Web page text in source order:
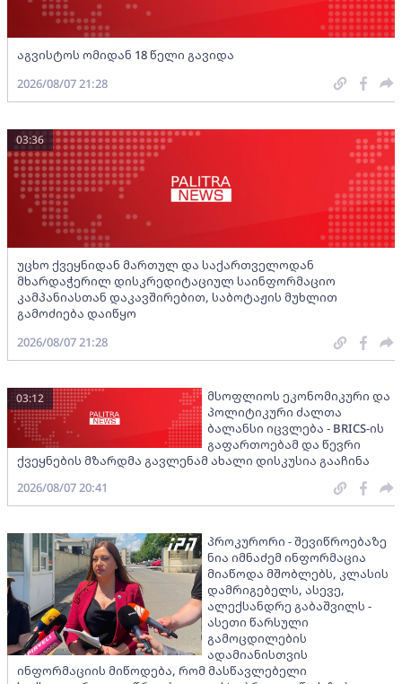
აგვისტოს ომიდან 18 წელი გავიდა
2026/08/07 21:28
უცხო ქვეყნიდან მართულ და საქართველოდან
მხარდაჭერილ დისკრედიტაციულ საინფორმაციო
კამპანიასთან დაკავშირებით, საბოტაჟის მუხლით
გამოძიება დაიწყო
03:36
2026/08/07 21:28
მსოფლიოს ეკონომიკური და
პოლიტიკური ძალთა
ბალანსი იცვლება - BRICS-ის
გაფართოებამ და წევრი
ქვეყნების მზარდმა გავლენამ ახალი დისკუსია გააჩინა
03:12
2026/08/07 20:41
პროკურორი - შევიწროებაზე
ნია იმნაძემ ინფორმაცია
მიაწოდა მშობლებს, კლასის
დამრიგებელს, ასევე,
ალექსანდრე გაბაშვილს -
ასეთი წარსული
გამოცდილების
ადამიანისთვის
ინფორმაციის მიწოდება, რომ მასწავლებელი